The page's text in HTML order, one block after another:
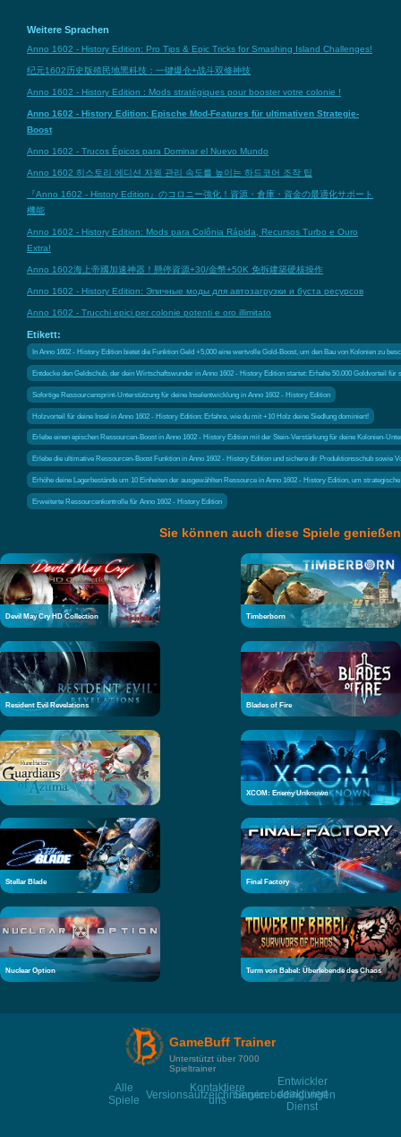
Weitere Sprachen
Anno 1602 - History Edition: Pro Tips & Epic Tricks for Smashing Island Challenges!
纪元1602历史版殖民地黑科技：一键爆仓+战斗双修神技
Anno 1602 - History Edition : Mods stratégiques pour booster votre colonie !
Anno 1602 - History Edition: Epische Mod-Features für ultimativen Strategie-
Boost
Anno 1602 - Trucos Épicos para Dominar el Nuevo Mundo
Anno 1602 히스토리 에디션 자원 관리 속도를 높이는 하드코어 조작 팁
『Anno 1602 - History Edition』のコロニー強化！資源・倉庫・資金の最適化サポート
機能
Anno 1602 - History Edition: Mods para Colônia Rápida, Recursos Turbo e Ouro
Extra!
Anno 1602海上帝國加速神器！懸停資源+30/金幣+50K 免拆建築硬核操作
Anno 1602 - History Edition: Эпичные моды для автозагрузки и буста ресурсов
Anno 1602 - Trucchi epici per colonie potenti e oro illimitato
Etikett:
In Anno 1602 - History Edition bietet die Funktion Geld +5,000 eine wertvolle Gold-Boost, um den Bau von Kolonien zu
Entdecke den Geldschub, der dein Wirtschaftswunder in Anno 1602 - History Edition startet: Erhalte 50.000 Goldvorteil
Sofortige Ressourcensprint-Unterstützung für deine Inselentwicklung in Anno 1602 - History Edition
Holzvorteil für deine Insel in Anno 1602 - History Edition: Erfahre, wie du mit +10 Holz deine Siedlung dominiert!
Erlebe einen epischen Ressourcen-Boost in Anno 1602 - History Edition mit der Stein-Verstärkung für deine Kolonien-
Erlebe die ultimative Ressourcen-Boost Funktion in Anno 1602 - History Edition und sichere dir Produktionsschub sowie
Erhöhe deine Lagerbestände um 10 Einheiten der ausgewählten Ressource in Anno 1602 - History Edition, um
Erweiterte Ressourcenkontrolle für Anno 1602 - History Edition
Sie können auch diese Spiele genießen
Devil May Cry HD Collection Timberborn
Resident Evil Revelations Blades of Fire
XCOM: Enemy Unknown
Stellar Blade Final Factory
Nuclear Option Turm von Babel: Überlebende des Chaos
GameBuff Trainer
Unterstützt über 7000
Spieltrainer
Alle
Spiele Versionsaufzeichnungen
Kontaktiere
uns Servicebedingungen
Entwickler
deaktiviert
Dienst